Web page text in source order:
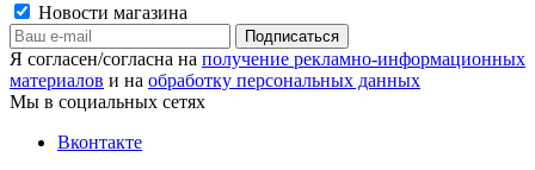
Новости магазина
Я согласен/согласна на получение рекламно-информационных
материалов и на обработку персональных данных
Мы в социальных сетях
Вконтакте